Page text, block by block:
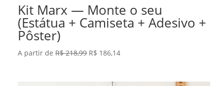
Kit Marx — Monte o seu
(Estátua + Camiseta + Adesivo +
Pôster)
A partir deR$218,99 O
R$ 186,14O